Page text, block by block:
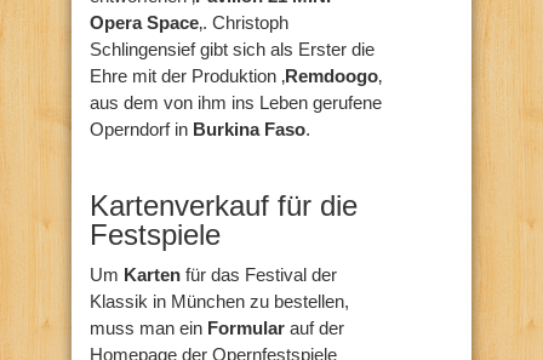
Opera Space‚. Christoph
Schlingensief gibt sich als Erster die
Ehre mit der Produktion ‚Remdoogo‚
aus dem von ihm ins Leben gerufene
Operndorf in Burkina Faso.
Kartenverkauf für die
Festspiele
Um Karten für das Festival der
Klassik in München zu bestellen,
muss man ein Formular auf der
Homepage der Opernfestspiele